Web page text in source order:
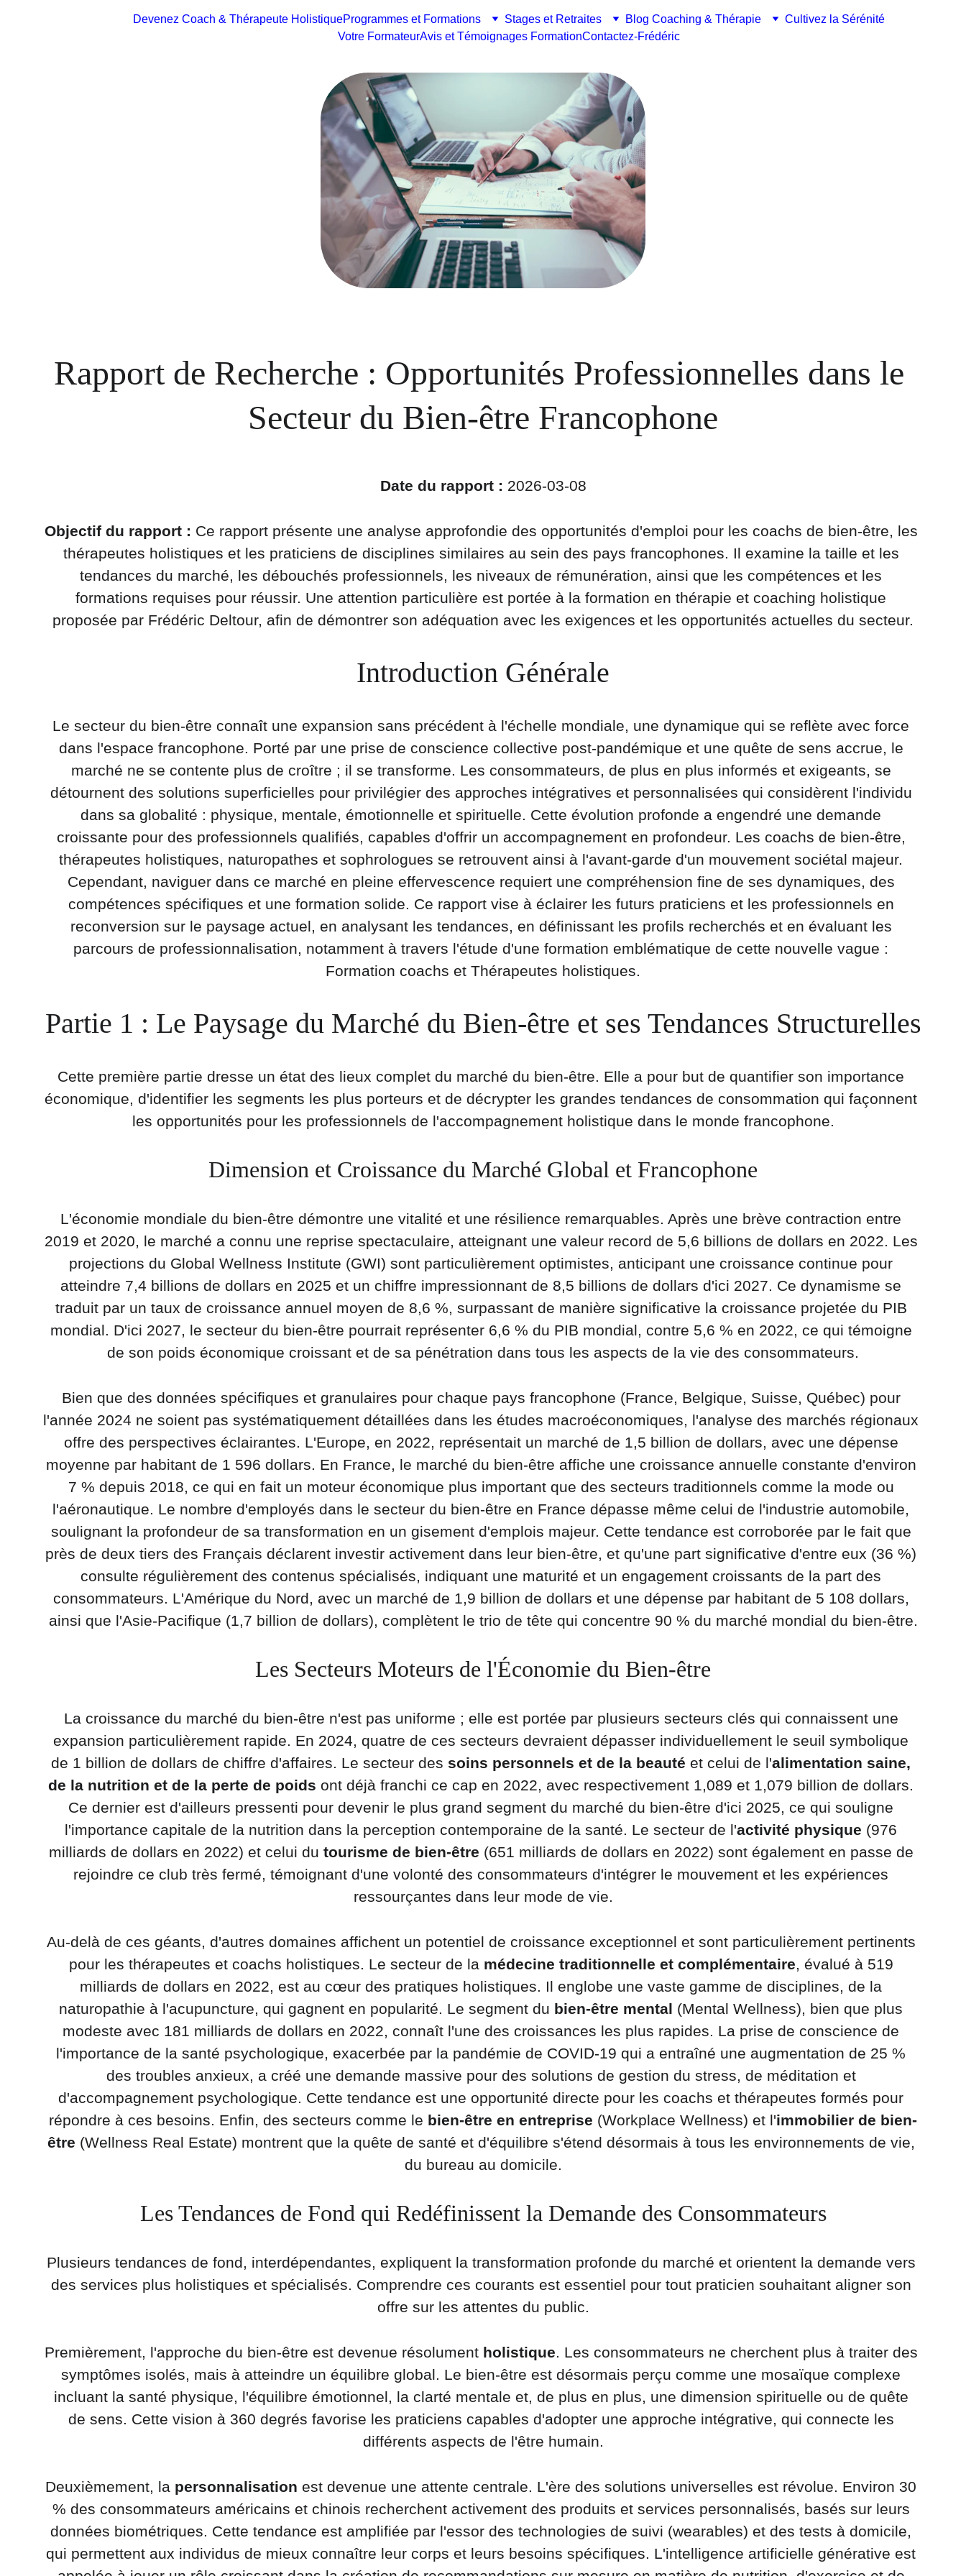
Devenez Coach & Thérapeute HolistiqueProgrammes et Formations Stages et Retraites Blog Coaching & Thérapie
Cultivez la Sérénité
Votre FormateurAvis et Témoignages FormationContactez-Frédéric
Rapport de Recherche : Opportunités Professionnelles dans le
Secteur du Bien-être Francophone
Date du rapport : 2026-03-08
Objectif du rapport : Ce rapport présente une analyse approfondie des opportunités d'emploi pour les coachs de bien-être, les
thérapeutes holistiques et les praticiens de disciplines similaires au sein des pays francophones. Il examine la taille et les
tendances du marché, les débouchés professionnels, les niveaux de rémunération, ainsi que les compétences et les
formations requises pour réussir. Une attention particulière est portée à la formation en thérapie et coaching holistique
proposée par Frédéric Deltour, afin de démontrer son adéquation avec les exigences et les opportunités actuelles du secteur.
Introduction Générale
Le secteur du bien-être connaît une expansion sans précédent à l'échelle mondiale, une dynamique qui se reflète avec force
dans l'espace francophone. Porté par une prise de conscience collective post-pandémique et une quête de sens accrue, le
marché ne se contente plus de croître ; il se transforme. Les consommateurs, de plus en plus informés et exigeants, se
détournent des solutions superficielles pour privilégier des approches intégratives et personnalisées qui considèrent l'individu
dans sa globalité : physique, mentale, émotionnelle et spirituelle. Cette évolution profonde a engendré une demande
croissante pour des professionnels qualifiés, capables d'offrir un accompagnement en profondeur. Les coachs de bien-être,
thérapeutes holistiques, naturopathes et sophrologues se retrouvent ainsi à l'avant-garde d'un mouvement sociétal majeur.
Cependant, naviguer dans ce marché en pleine effervescence requiert une compréhension fine de ses dynamiques, des
compétences spécifiques et une formation solide. Ce rapport vise à éclairer les futurs praticiens et les professionnels en
reconversion sur le paysage actuel, en analysant les tendances, en définissant les profils recherchés et en évaluant les
parcours de professionnalisation, notamment à travers l'étude d'une formation emblématique de cette nouvelle vague :
Formation coachs et Thérapeutes holistiques.
Partie 1 : Le Paysage du Marché du Bien-être et ses Tendances Structurelles
Cette première partie dresse un état des lieux complet du marché du bien-être. Elle a pour but de quantifier son importance
économique, d'identifier les segments les plus porteurs et de décrypter les grandes tendances de consommation qui façonnent
les opportunités pour les professionnels de l'accompagnement holistique dans le monde francophone.
Dimension et Croissance du Marché Global et Francophone
L'économie mondiale du bien-être démontre une vitalité et une résilience remarquables. Après une brève contraction entre
2019 et 2020, le marché a connu une reprise spectaculaire, atteignant une valeur record de 5,6 billions de dollars en 2022. Les
projections du Global Wellness Institute (GWI) sont particulièrement optimistes, anticipant une croissance continue pour
atteindre 7,4 billions de dollars en 2025 et un chiffre impressionnant de 8,5 billions de dollars d'ici 2027. Ce dynamisme se
traduit par un taux de croissance annuel moyen de 8,6 %, surpassant de manière significative la croissance projetée du PIB
mondial. D'ici 2027, le secteur du bien-être pourrait représenter 6,6 % du PIB mondial, contre 5,6 % en 2022, ce qui témoigne
de son poids économique croissant et de sa pénétration dans tous les aspects de la vie des consommateurs.
Bien que des données spécifiques et granulaires pour chaque pays francophone (France, Belgique, Suisse, Québec) pour
l'année 2024 ne soient pas systématiquement détaillées dans les études macroéconomiques, l'analyse des marchés régionaux
offre des perspectives éclairantes. L'Europe, en 2022, représentait un marché de 1,5 billion de dollars, avec une dépense
moyenne par habitant de 1 596 dollars. En France, le marché du bien-être affiche une croissance annuelle constante d'environ
7 % depuis 2018, ce qui en fait un moteur économique plus important que des secteurs traditionnels comme la mode ou
l'aéronautique. Le nombre d'employés dans le secteur du bien-être en France dépasse même celui de l'industrie automobile,
soulignant la profondeur de sa transformation en un gisement d'emplois majeur. Cette tendance est corroborée par le fait que
près de deux tiers des Français déclarent investir activement dans leur bien-être, et qu'une part significative d'entre eux (36 %)
consulte régulièrement des contenus spécialisés, indiquant une maturité et un engagement croissants de la part des
consommateurs. L'Amérique du Nord, avec un marché de 1,9 billion de dollars et une dépense par habitant de 5 108 dollars,
ainsi que l'Asie-Pacifique (1,7 billion de dollars), complètent le trio de tête qui concentre 90 % du marché mondial du bien-être.
Les Secteurs Moteurs de l'Économie du Bien-être
La croissance du marché du bien-être n'est pas uniforme ; elle est portée par plusieurs secteurs clés qui connaissent une
expansion particulièrement rapide. En 2024, quatre de ces secteurs devraient dépasser individuellement le seuil symbolique
de 1 billion de dollars de chiffre d'affaires. Le secteur des soins personnels et de la beauté et celui de l'alimentation saine,
de la nutrition et de la perte de poids ont déjà franchi ce cap en 2022, avec respectivement 1,089 et 1,079 billion de dollars.
Ce dernier est d'ailleurs pressenti pour devenir le plus grand segment du marché du bien-être d'ici 2025, ce qui souligne
l'importance capitale de la nutrition dans la perception contemporaine de la santé. Le secteur de l'activité physique (976
milliards de dollars en 2022) et celui du tourisme de bien-être (651 milliards de dollars en 2022) sont également en passe de
rejoindre ce club très fermé, témoignant d'une volonté des consommateurs d'intégrer le mouvement et les expériences
ressourçantes dans leur mode de vie.
Au-delà de ces géants, d'autres domaines affichent un potentiel de croissance exceptionnel et sont particulièrement pertinents
pour les thérapeutes et coachs holistiques. Le secteur de la médecine traditionnelle et complémentaire, évalué à 519
milliards de dollars en 2022, est au cœur des pratiques holistiques. Il englobe une vaste gamme de disciplines, de la
naturopathie à l'acupuncture, qui gagnent en popularité. Le segment du bien-être mental (Mental Wellness), bien que plus
modeste avec 181 milliards de dollars en 2022, connaît l'une des croissances les plus rapides. La prise de conscience de
l'importance de la santé psychologique, exacerbée par la pandémie de COVID-19 qui a entraîné une augmentation de 25 %
des troubles anxieux, a créé une demande massive pour des solutions de gestion du stress, de méditation et
d'accompagnement psychologique. Cette tendance est une opportunité directe pour les coachs et thérapeutes formés pour
répondre à ces besoins. Enfin, des secteurs comme le bien-être en entreprise (Workplace Wellness) et l'immobilier de bien-
être (Wellness Real Estate) montrent que la quête de santé et d'équilibre s'étend désormais à tous les environnements de vie,
du bureau au domicile.
Les Tendances de Fond qui Redéfinissent la Demande des Consommateurs
Plusieurs tendances de fond, interdépendantes, expliquent la transformation profonde du marché et orientent la demande vers
des services plus holistiques et spécialisés. Comprendre ces courants est essentiel pour tout praticien souhaitant aligner son
offre sur les attentes du public.
Premièrement, l'approche du bien-être est devenue résolument holistique. Les consommateurs ne cherchent plus à traiter des
symptômes isolés, mais à atteindre un équilibre global. Le bien-être est désormais perçu comme une mosaïque complexe
incluant la santé physique, l'équilibre émotionnel, la clarté mentale et, de plus en plus, une dimension spirituelle ou de quête
de sens. Cette vision à 360 degrés favorise les praticiens capables d'adopter une approche intégrative, qui connecte les
différents aspects de l'être humain.
Deuxièmement, la personnalisation est devenue une attente centrale. L'ère des solutions universelles est révolue. Environ 30
% des consommateurs américains et chinois recherchent activement des produits et services personnalisés, basés sur leurs
données biométriques. Cette tendance est amplifiée par l'essor des technologies de suivi (wearables) et des tests à domicile,
qui permettent aux individus de mieux connaître leur corps et leurs besoins spécifiques. L'intelligence artificielle générative est